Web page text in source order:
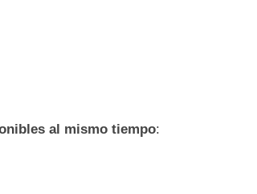
al mismo tiempo: